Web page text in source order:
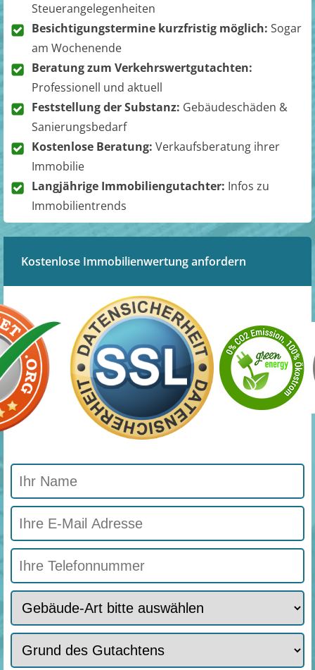
Steuerangelegenheiten
Besichtigungstermine kurzfristig möglich: Sogar
am Wochenende
Beratung zum Verkehrswertgutachten:
Professionell und aktuell
Feststellung der Substanz: Gebäudeschäden &
Sanierungsbedarf
Kostenlose Beratung: Verkaufsberatung ihrer
Immobilie
Langjährige Immobiliengutachter: Infos zu
Immobilientrends
Kostenlose Immobilienwertung anfordern